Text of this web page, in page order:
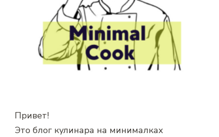
Привет!
Это блог кулинара на минималках